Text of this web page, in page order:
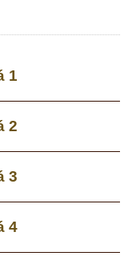
1
2
3
4